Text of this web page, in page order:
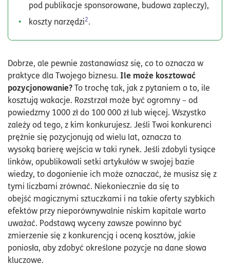
pod publikacje sponsorowane, budowa zapleczy),
koszty narzędzi2.
Dobrze, ale pewnie zastanawiasz się, co to oznacza w
praktyce dla Twojego biznesu. Ile może kosztować
pozycjonowanie?To trochę tak, jak z pytaniem o to, ile
kosztują wakacje. Rozstrzał może być ogromny – od
powiedzmy 1000 zł do 100 000 zł lub więcej. Wszystko
zależy od tego, z kim konkurujesz. Jeśli Twoi konkurenci
prężnie się pozycjonują od wielu lat, oznacza to
wysoką barierę wejścia w taki rynek. Jeśli zdobyli tysiące
linków, opublikowali setki artykułów w swojej bazie
wiedzy, to dogonienie ich może oznaczać, że musisz się z
tymi liczbami zrównać. Niekoniecznie da się to
obejść magicznymi sztuczkami i na takie oferty szybkich
efektów przy nieporównywalnie niskim kapitale warto
uważać. Podstawą wyceny zawsze powinno być
zmierzenie się z konkurencją i oceną kosztów, jakie
poniosła, aby zdobyć określone pozycje na dane słowa
kluczowe.